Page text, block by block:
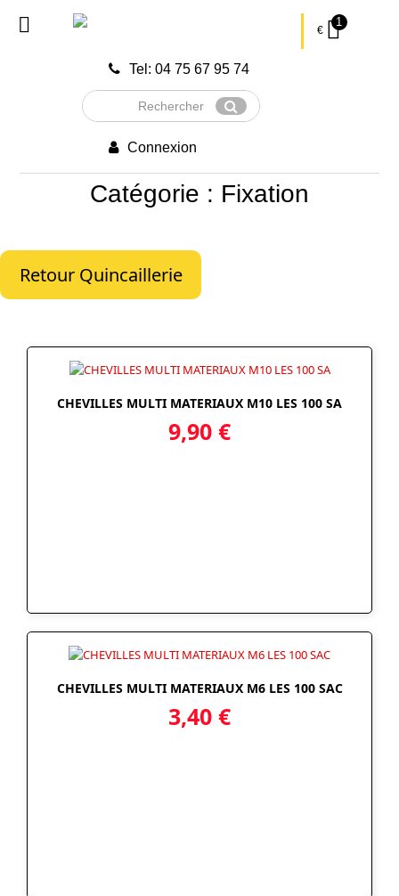
Tel: 04 75 67 95 74
Rechercher
Envoyer
Connexion
€
1
Catégorie : Fixation
Retour Quincaillerie
CHEVILLES MULTI MATERIAUX M10 LES 100 SA
9,90 €
CHEVILLES MULTI MATERIAUX M6 LES 100 SAC
3,40 €